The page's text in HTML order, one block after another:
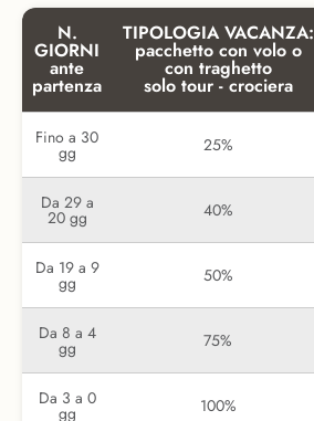
N.
GIORNI
ante
partenza
TIPOLOGIA VACANZA:
pacchetto con volo o
con traghetto
solo tour - crociera
Fino a 30
gg 25%
Da 29 a
20 gg 40%
Da 19 a 9
gg 50%
Da 8 a 4
gg 75%
Da 3 a 0
gg 100%